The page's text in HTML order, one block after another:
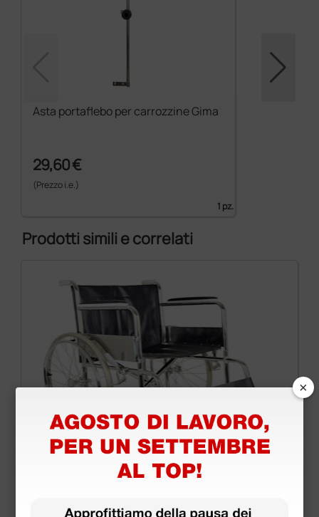
Asta portaflebo per carrozzine Gima
29,60 €
(Prezzo i.e.)
1 pz.
Prodotti simili e correlati
piene - seduta 46 cm
×